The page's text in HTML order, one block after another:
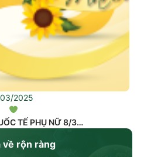
về rộn ràng
2025
TẾ PHỤ NỮ 8/3